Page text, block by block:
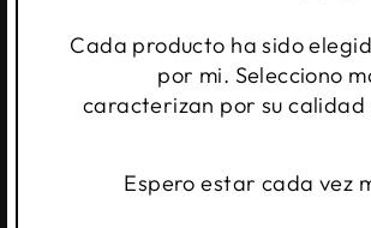
Cada producto ha sido
por mi. Selecciono
caracterizan por su calidad
Espero estar cada vez